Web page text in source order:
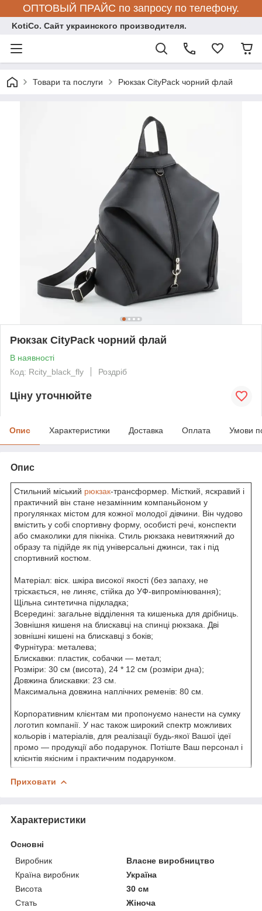
ОПТОВЫЙ ПРАЙС по запросу по телефону.
KotiCo. Сайт украинского производителя.
Товари та послуги Рюкзак CityPack чорний флай
Рюкзак CityPack чорний флай
В наявності
Код: Rcity_black_fly
Роздріб
Ціну уточнюйте
Опис Характеристики Доставка Оплата Умови
Опис
Стильний міський рюкзак-трансформер. Місткий, яскравий і
практичний він стане незамінним компаньйоном у
прогулянках містом для кожної молодої дівчини. Він чудово
вмістить у собі спортивну форму, особисті речі, конспекти
або смаколики для пікніка. Стиль рюкзака невитяжний до
образу та підійде як під універсальні джинси, так і під
спортивний костюм.
Матеріал: віск. шкіра високої якості (без запаху, не
тріскається, не линяє, стійка до УФ-випромінювання);
Щільна синтетична підкладка;
Всередині: загальне відділення та кишенька для дрібниць.
Зовнішня кишеня на блискавці на спинці рюкзака. Дві
зовнішні кишені на блискавці з боків;
Фурнітура: металева;
Блискавки: пластик, собачки — метал;
Розміри: 30 см (висота), 24 * 12 см (розміри дна);
Довжина блискавки: 23 см.
Максимальна довжина наплічних ременів: 80 см.
Корпоративним клієнтам ми пропонуємо нанести на сумку
логотип компанії. У нас також широкий спектр можливих
кольорів і матеріалів, для реалізації будь-якої Вашої ідеї
промо — продукції або подарунок. Потіште Ваш персонал і
клієнтів якісним і практичним подарунком.
Приховати
Характеристики
Основні
Виробник
Власне виробництво
Країна виробник
Україна
Висота
30 см
Стать
Жіноча